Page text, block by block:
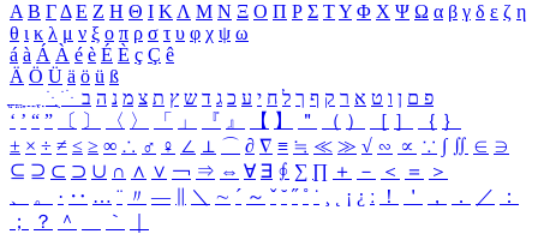
Α Β ΓΔ Ε Ζ Η Θ Ι ΚΛ Μ Ν Ξ Ο Π Ρ Σ ΤΥ Φ Χ Ψ Ω α β γ δ ε ζ η
θ ι κ λ μ ν ξ ο π ρ σ τ υ φ χ ψ ω
á à Á À é è É È ç Ç ê
Ä Ö Ü ä ö ü ß
ִֶֹ ֻּ ׁׂ פ ם ן ו ט א ר ק ף ך ל ח י ע כ ג ד ש ץ ת צ מ נ ה ב
‘ ’ “ ” 〔 〕 〈 〉 「 」 『 』 【 】 ＂ （ ） ［ ］ ｛ ｝
± × ÷ ≠ ≤ ≥ ∞ ∴ ♂ ♀ ∠ ⊥ ⌒ ∂ ∇ ≡ ≒ ≪ ≫ √ ∽ ∝ ∵ ∫ ∬ ∈ ∋
⊆ ⊇ ⊂ ⊃ ∪ ∩ ∧ ∨ ￢ ⇒ ⇔ ∀ ∃ ∮ ∑ ∏ ＋ － ＜ ＝
＞
、
。 · ‥ … ¨ 〃 ― ＼ ∼ ´ ～ ˇ ˘ ˝ ˚ ˙ ¸ ¡ ¿ ː ！ ＇ ， ． ／
：
；
？ ＾ ｀